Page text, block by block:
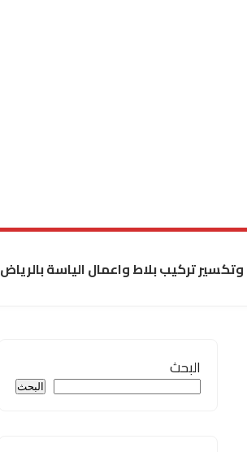
وتكسير تركيب بلاط واعمال الياسة بالرياض
البحث
البحث